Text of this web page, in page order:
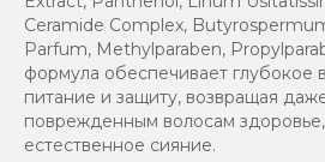
Ceramide Complex,
Parfum, Methylparaben,
формула обеспечивает глубокое
питание и защиту, возвращая
поврежденным волосам здоровье,
естественное сияние.